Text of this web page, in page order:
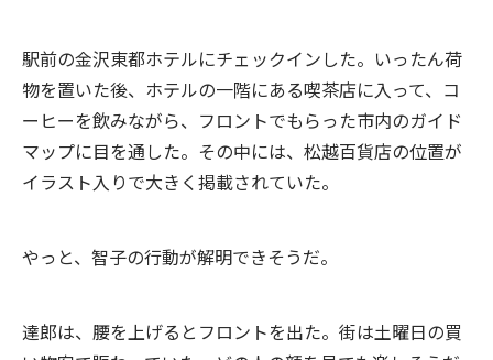
駅前の金沢東都ホテルにチェックインした。いったん荷
物を置いた後、ホテルの一階にある喫茶店に入って、コ
ーヒーを飲みながら、フロントでもらった市内のガイド
マップに目を通した。その中には、松越百貨店の位置が
イラスト入りで大きく掲載されていた。
やっと、智子の行動が解明できそうだ。
達郎は、腰を上げるとフロントを出た。街は土曜日の買